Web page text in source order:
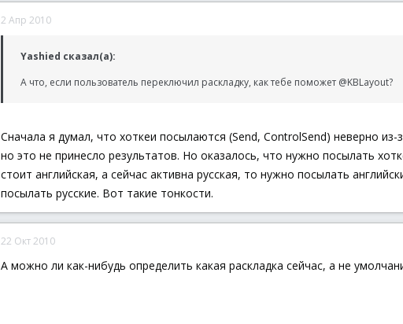
2 Апр 2010
Yashied сказал(а):
А что, если пользователь переключил раскладку, как тебе поможет @KBLayout?
Сначала я думал, что хоткеи посылаются (Send, ControlSend) неверно из-
но это не принесло результатов. Но оказалось, что нужно посылать
стоит английская, а сейчас активна русская, то нужно посылать
посылать русские. Вот такие тонкости.
22 Окт 2010
А можно ли как-нибудь определить какая раскладка сейчас, а не